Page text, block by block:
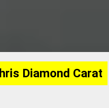
Diamond Carat